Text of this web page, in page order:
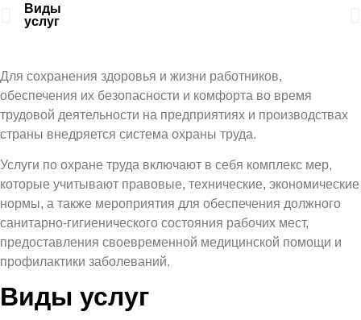
Виды
услуг
Для сохранения здоровья и жизни работников,
обеспечения их безопасности и комфорта во время
трудовой деятельности на предприятиях и производствах
страны внедряется система охраны труда.
Услуги по охране труда включают в себя комплекс мер,
которые учитывают правовые, технические, экономические
нормы, а также мероприятия для обеспечения должного
санитарно-гигиенического состояния рабочих мест,
предоставления своевременной медицинской помощи и
профилактики заболеваний.
Виды услуг